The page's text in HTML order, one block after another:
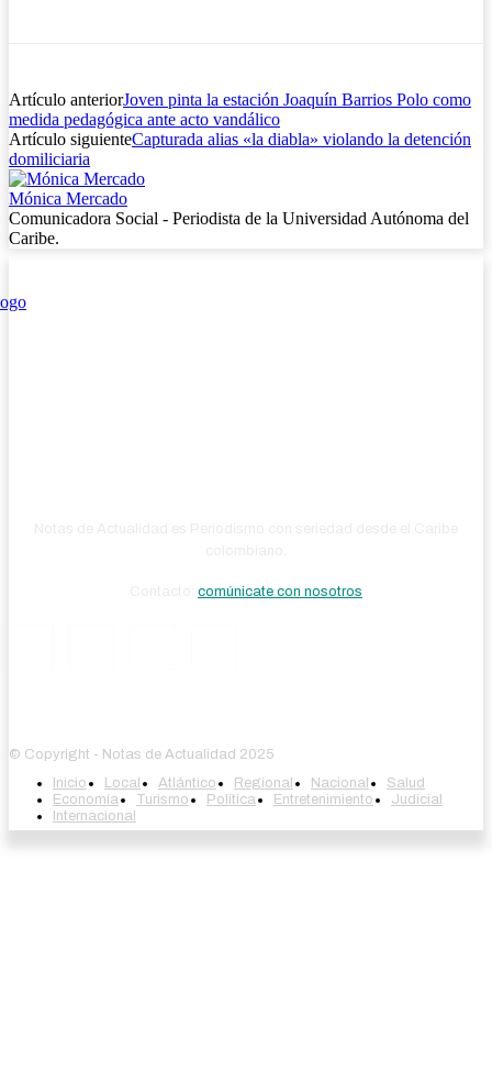
Artículo anteriorJoven pinta la estación Joaquín Barrios Polo como
medida pedagógica ante acto vandálico
Artículo siguienteCapturada alias «la diabla» violando la detención
domiliciaria
Mónica Mercado
Comunicadora Social - Periodista de la Universidad Autónoma del
Caribe.
comúnicate con nosotros
© Copyright - Notas de Actualidad 2025
Inicio
Local Atlántico Regional Nacional
Salud
Economía
Turismo Política Entretenimiento
Judicial
Internacional